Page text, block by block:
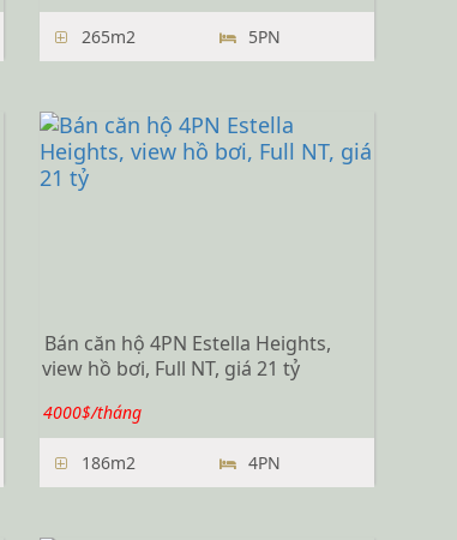
265m2 5PN
Bán căn hộ 4PN Estella Heights,
view hồ bơi, Full NT, giá 21 tỷ
4000$/tháng
186m2 4PN